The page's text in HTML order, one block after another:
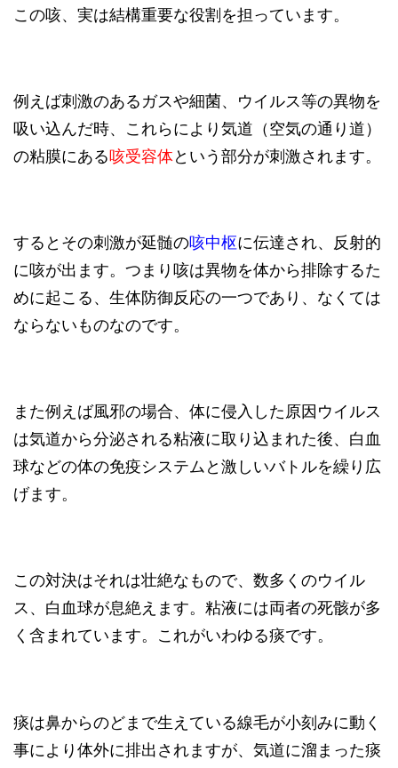
この咳、実は結構重要な役割を担っています。
例えば刺激のあるガスや細菌、ウイルス等の異物を
吸い込んだ時、これらにより気道（空気の通り道）
の粘膜にある咳受容体という部分が刺激されます。
するとその刺激が延髄の咳中枢に伝達され、反射的
に咳が出ます。つまり咳は異物を体から排除するた
めに起こる、生体防御反応の一つであり、なくては
ならないものなのです。
また例えば風邪の場合、体に侵入した原因ウイルス
は気道から分泌される粘液に取り込まれた後、白血
球などの体の免疫システムと激しいバトルを繰り広
げます。
この対決はそれは壮絶なもので、数多くのウイル
ス、白血球が息絶えます。粘液には両者の死骸が多
く含まれています。これがいわゆる痰です。
痰は鼻からのどまで生えている線毛が小刻みに動く
事により体外に排出されますが、気道に溜まった痰